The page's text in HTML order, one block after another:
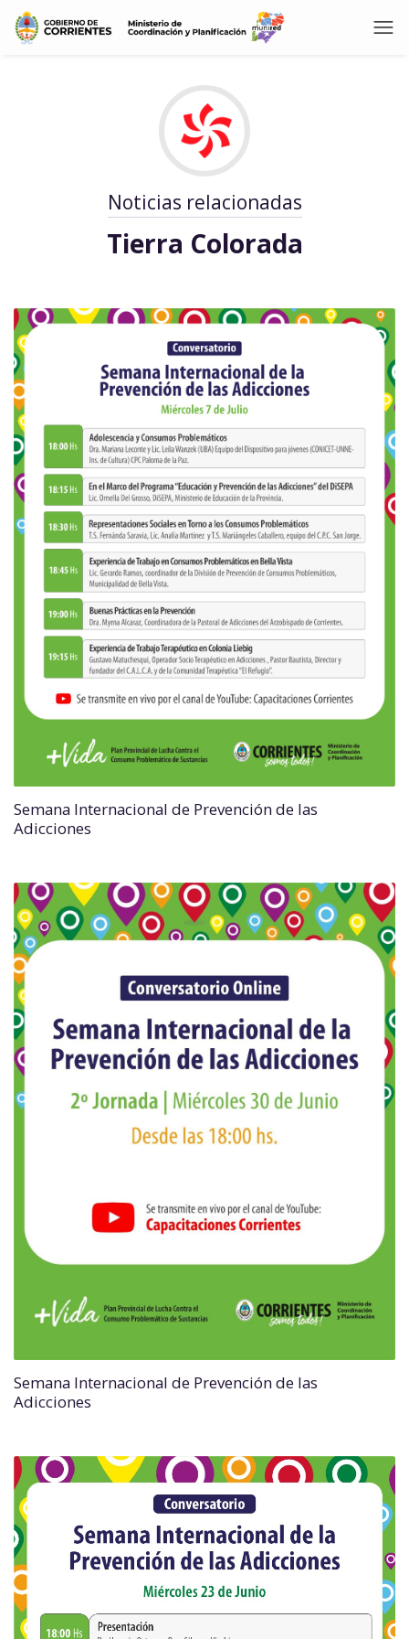
Noticias relacionadas
Tierra Colorada
Semana Internacional de Prevención de las
Adicciones
Semana Internacional de Prevención de las
Adicciones